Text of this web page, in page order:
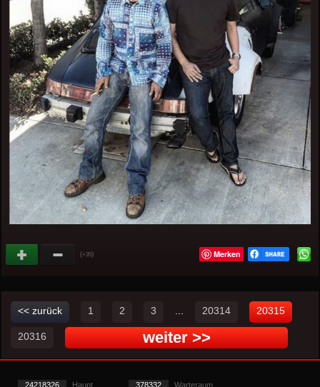
(+35) Merken
<< zurück 1 2 3 20314 20315
20316 weiter >>
24218326 Haupt 378332 Warteraum